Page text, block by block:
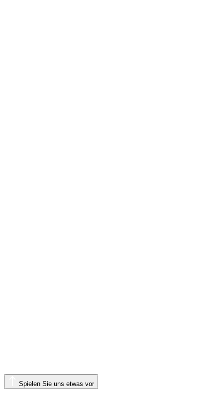
Spielen Sie uns etwas vor